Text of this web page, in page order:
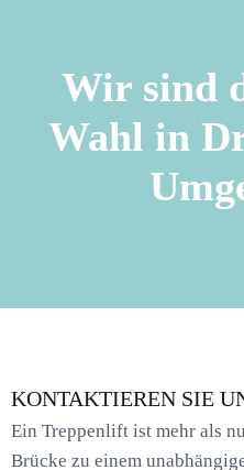
Wir sind
Wahl in
KONTAKTIEREN SIE
Ein Treppenlift ist mehr als
Brücke zu einem